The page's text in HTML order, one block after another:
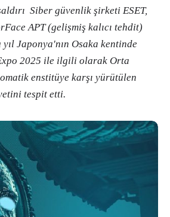
Siber güvenlik şirketi ESET,
APT (gelişmiş kalıcı tehdit)
Japonya'nın Osaka kentinde
2025 ile ilgili olarak Orta
enstitüye karşı yürütülen
tespit etti.